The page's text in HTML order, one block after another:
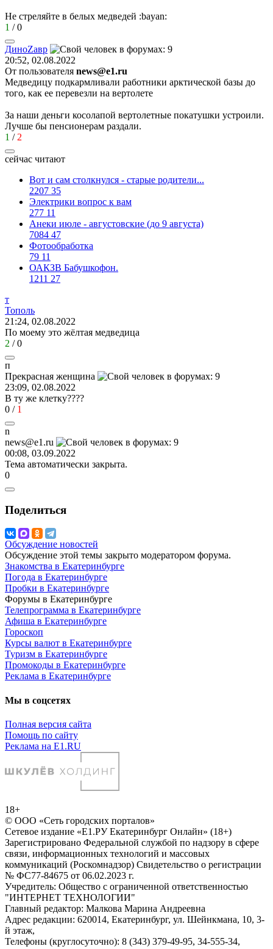
Не стреляйте в белых медведей :bayan:
1 /0
ДиноZавp
20:52, 02.08.2022
От пользователя news@e1.ru
Медведицу подкармливали работники арктической базы до
того, как ее перевезли на вертолете
За наши деньги косолапой вертолетные покатушки устроили.
Лучше бы пенсионерам раздали.
1 / 2
сейчас читают
Вот и сам столкнулся - старые родители...
2207 35
Электрики вопрос к вам
277 11
Анеки июле - августовские (до 9 августа)
7084 47
Фотообработка
79 11
ОАКЗВ Бабушкофон.
1211 27
т
Тополь
21:24, 02.08.2022
По моему это жёлтая медведица
2 /0
п
Прекрасная женщина
23:09, 02.08.2022
В ту же клетку????
0 / 1
n
news@e1.ru
00:08, 03.09.2022
Тема автоматически закрыта.
0
Поделиться
Обсуждение новостей
Обсуждение этой темы закрыто модератором форума.
Знакомства в Екатеринбурге
Погода в Екатеринбурге
Пробки в Екатеринбурге
Форумы в Екатеринбурге
Телепрограмма в Екатеринбурге
Афиша в Екатеринбурге
Гороскоп
Курсы валют в Екатеринбурге
Туризм в Екатеринбурге
Промокоды в Екатеринбурге
Реклама в Екатеринбурге
Мы в соцсетях
Полная версия сайта
Помощь по сайту
Реклама на E1.RU
18+
© ООО «Сеть городских порталов»
Сетевое издание «Е1.РУ Екатеринбург Онлайн» (18+)
Зарегистрировано Федеральной службой по надзору в сфере
связи, информационных технологий и массовых
коммуникаций (Роскомнадзор) Свидетельство о регистрации
№ ФС77-84675 от 06.02.2023 г.
Учредитель: Общество с ограниченной ответственностью
"ИНТЕРНЕТ ТЕХНОЛОГИИ"
Главный редактор: Малкова Марина Андреевна
Адрес редакции: 620014, Екатеринбург, ул. Шейнкмана, 10, 3-
й этаж,
Телефоны (круглосуточно): 8 (343) 379-49-95, 34-555-34,